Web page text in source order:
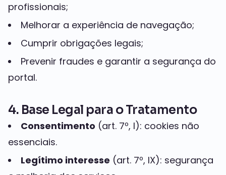
profissionais;
Melhorar a experiência de navegação;
Cumprir obrigações legais;
Prevenir fraudes e garantir a segurança do
portal.
4. Base Legal para o Tratamento
Consentimento (art. 7º, I): cookies não
essenciais.
Legítimo interesse (art. 7º, IX): segurança